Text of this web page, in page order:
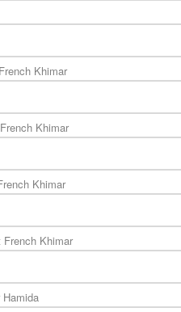
Khimar
Khimar
Khimar
Khimar